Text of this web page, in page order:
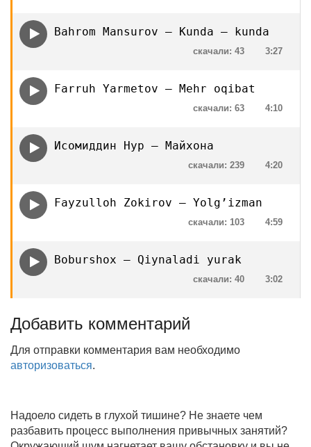
Bahrom Mansurov — Kunda — kunda
3:27
скачали: 43
Farruh Yarmetov — Mehr oqibat
4:10
скачали: 63
Исомиддин Нур — Майхона
4:20
скачали: 239
Fayzulloh Zokirov — Yolg’izman
4:59
скачали: 103
Boburshox — Qiynaladi yurak
3:02
скачали: 40
Добавить комментарий
Для отправки комментария вам необходимо
авторизоваться.
Надоело сидеть в глухой тишине? Не знаете чем
разбавить процесс выполнения привычных занятий?